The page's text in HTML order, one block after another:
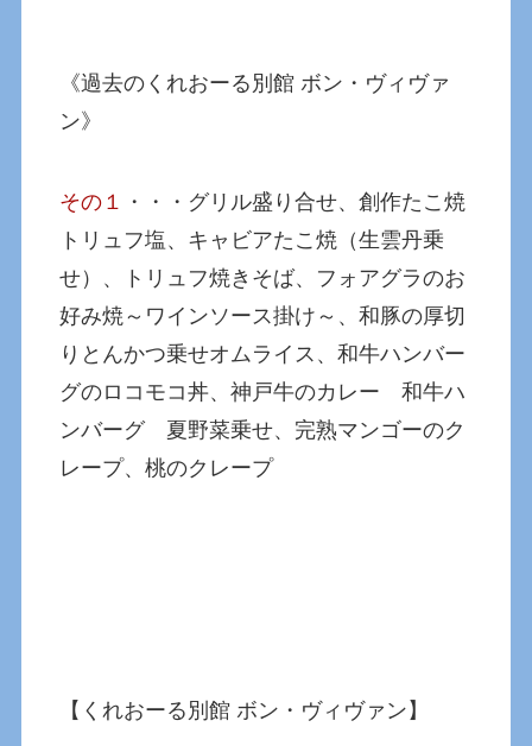
《過去のくれおーる別館 ボン・ヴィヴァ
ン》
その１ ・・・グリル盛り合せ、創作たこ焼
トリュフ塩、キャビアたこ焼（生雲丹乗
せ）、トリュフ焼きそば、フォアグラのお
好み焼～ワインソース掛け～、和豚の厚切
りとんかつ乗せオムライス、和牛ハンバー
グのロコモコ丼、神戸牛のカレー 和牛ハ
ンバーグ 夏野菜乗せ、完熟マンゴーのク
レープ、桃のクレープ
【くれおーる別館 ボン・ヴィヴァン】